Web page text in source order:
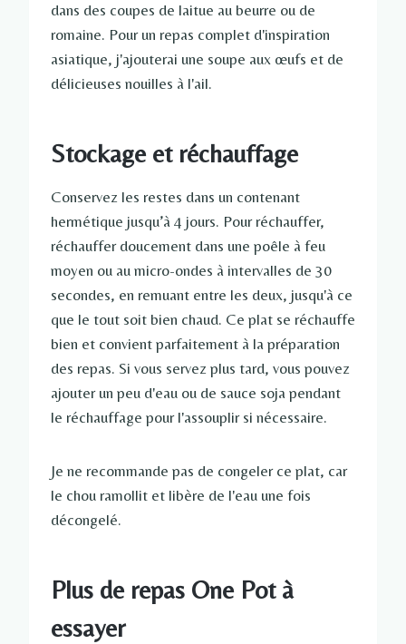
dans des coupes de laitue au beurre ou de
romaine. Pour un repas complet d'inspiration
asiatique, j'ajouterai une soupe aux œufs et de
délicieuses nouilles à l'ail.
Stockage et réchauffage
Conservez les restes dans un contenant
hermétique jusqu’à 4 jours. Pour réchauffer,
réchauffer doucement dans une poêle à feu
moyen ou au micro-ondes à intervalles de 30
secondes, en remuant entre les deux, jusqu'à ce
que le tout soit bien chaud. Ce plat se réchauffe
bien et convient parfaitement à la préparation
des repas. Si vous servez plus tard, vous pouvez
ajouter un peu d'eau ou de sauce soja pendant
le réchauffage pour l'assouplir si nécessaire.
Je ne recommande pas de congeler ce plat, car
le chou ramollit et libère de l'eau une fois
décongelé.
Plus de repas One Pot à
essayer